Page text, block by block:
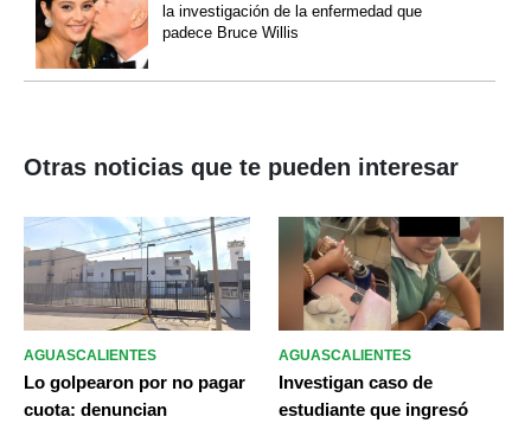
la investigación de la enfermedad que
padece Bruce Willis
Otras noticias que te pueden interesar
AGUASCALIENTES
Lo golpearon por no pagar
cuota: denuncian
AGUASCALIENTES
Investigan caso de
estudiante que ingresó